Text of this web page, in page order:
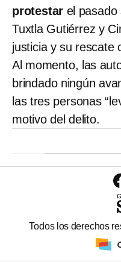
protestar el pasado
Tuxtla Gutiérrez y
justicia y su rescate
Al momento, las
brindado ningún
las tres personas
motivo del delito.
Todos los derechos